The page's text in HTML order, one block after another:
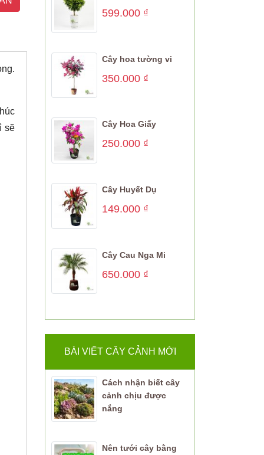
sẽ
599.000 ₫
Cây hoa tường vi
350.000 ₫
Cây Hoa Giấy
250.000 ₫
Cây Huyết Dụ
149.000 ₫
Cây Cau Nga Mi
650.000 ₫
BÀI VIẾT CÂY CẢNH MỚI
Cách nhận biết cây
cảnh chịu được
nắng
Nên tưới cây bằng